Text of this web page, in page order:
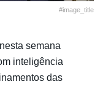
#image_title
semana
inteligência
das